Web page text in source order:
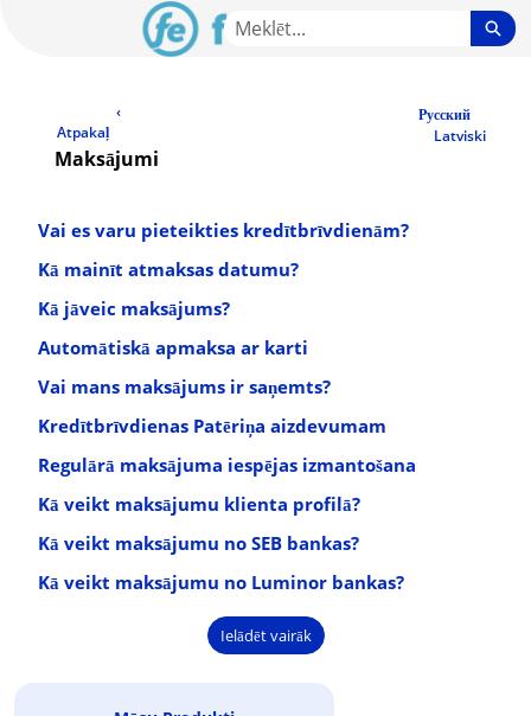
‹
Atpakaļ
Русский
Latviski
Maksājumi
Vai es varu pieteikties kredītbrīvdienām?
Kā mainīt atmaksas datumu?
Kā jāveic maksājums?
Automātiskā apmaksa ar karti
Vai mans maksājums ir saņemts?
Kredītbrīvdienas Patēriņa aizdevumam
Regulārā maksājuma iespējas izmantošana
Kā veikt maksājumu klienta profilā?
Kā veikt maksājumu no SEB bankas?
Kā veikt maksājumu no Luminor bankas?
Load more